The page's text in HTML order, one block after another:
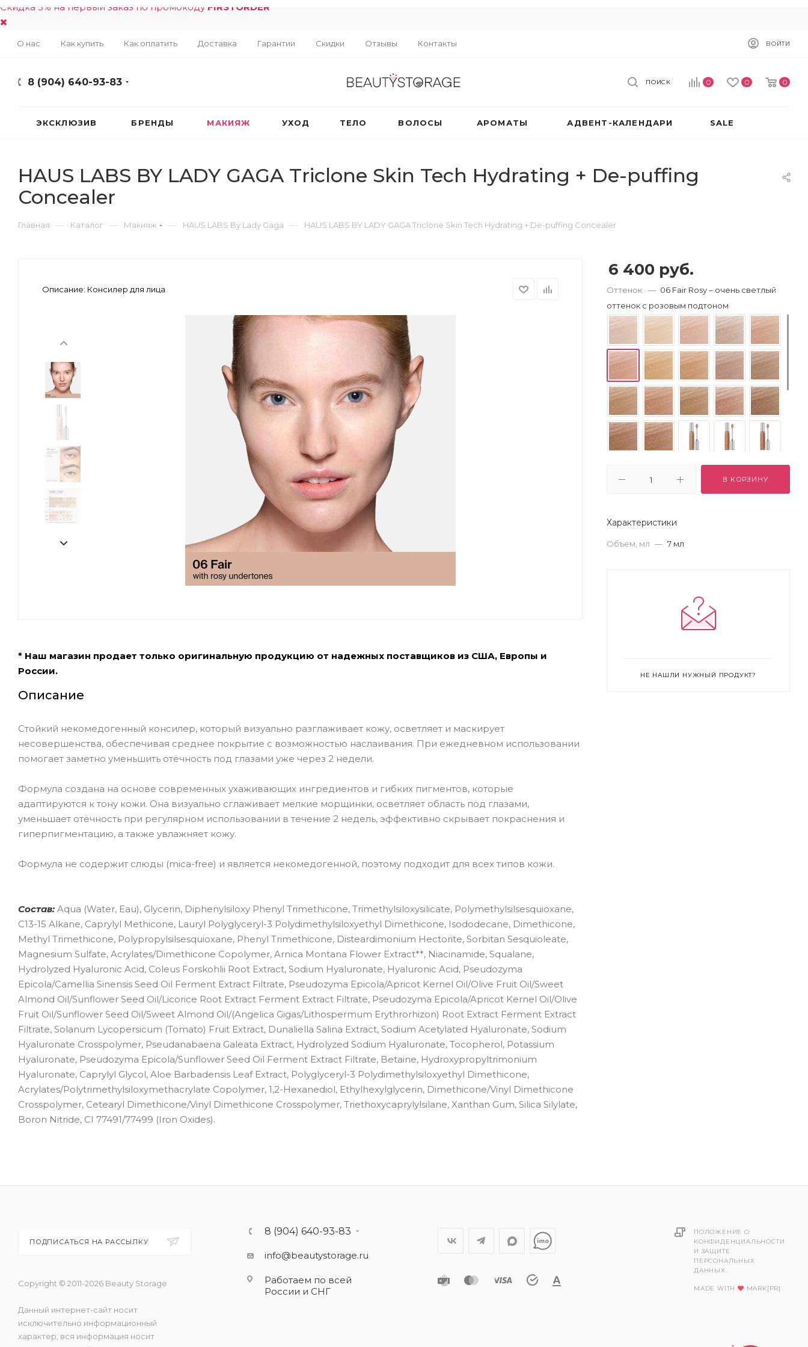
Скидка 5% на первый заказ по промокоду FIRSTORDER
О нас Как купить Как оплатить Доставка Гарантии Скидки Отзывы Контакты ВОЙТИ
8 (904) 640-93-83 0 0 0
ПОИСК
ЭКСКЛЮЗИВ БРЕНДЫ МАКИЯЖ УХОД ТЕЛО ВОЛОСЫ АРОМАТЫ АДВЕНТ-КАЛЕНДАРИ SALE
HAUS LABS BY LADY GAGA Triclone Skin Tech Hydrating + De-puffing
Concealer
Главная — Каталог — Макияж — HAUS LABS By Lady Gaga — HAUS LABS BY LADY GAGA Triclone Skin Tech Hydrating + De-puffing Concealer
Описание: Консилер для лица
* Наш магазин продает только оригинальную продукцию от надежных поставщиков из США, Европы и
России.
Описание
Стойкий некомедогенный консилер, который визуально разглаживает кожу, осветляет и маскирует
несовершенства, обеспечивая среднее покрытие с возможностью наслаивания. При ежедневном использовании
помогает заметно уменьшить отёчность под глазами уже через 2 недели.
Формула создана на основе современных ухаживающих ингредиентов и гибких пигментов, которые
адаптируются к тону кожи. Она визуально сглаживает мелкие морщинки, осветляет область под глазами,
уменьшает отёчность при регулярном использовании в течение 2 недель, эффективно скрывает покраснения и
гиперпигментацию, а также увлажняет кожу.
Формула не содержит слюды (mica-free) и является некомедогенной, поэтому подходит для всех типов кожи.
Состав: Aqua (Water, Eau), Glycerin, Diphenylsiloxy Phenyl Trimethicone, Trimethylsiloxysilicate, Polymethylsilsesquioxane,
C13-15 Alkane, Caprylyl Methicone, Lauryl Polyglyceryl-3 Polydimethylsiloxyethyl Dimethicone, Isododecane, Dimethicone,
Methyl Trimethicone, Polypropylsilsesquioxane, Phenyl Trimethicone, Disteardimonium Hectorite, Sorbitan Sesquioleate,
Magnesium Sulfate, Acrylates/Dimethicone Copolymer, Arnica Montana Flower Extract**, Niacinamide, Squalane,
Hydrolyzed Hyaluronic Acid, Coleus Forskohlii Root Extract, Sodium Hyaluronate, Hyaluronic Acid, Pseudozyma
Epicola/Camellia Sinensis Seed Oil Ferment Extract Filtrate, Pseudozyma Epicola/Apricot Kernel Oil/Olive Fruit Oil/Sweet
Almond Oil/Sunflower Seed Oil/Licorice Root Extract Ferment Extract Filtrate, Pseudozyma Epicola/Apricot Kernel Oil/Olive
Fruit Oil/Sunflower Seed Oil/Sweet Almond Oil/(Angelica Gigas/Lithospermum Erythrorhizon) Root Extract Ferment Extract
Filtrate, Solanum Lycopersicum (Tomato) Fruit Extract, Dunaliella Salina Extract, Sodium Acetylated Hyaluronate, Sodium
Hyaluronate Crosspolymer, Pseudanabaena Galeata Extract, Hydrolyzed Sodium Hyaluronate, Tocopherol, Potassium
Hyaluronate, Pseudozyma Epicola/Sunflower Seed Oil Ferment Extract Filtrate, Betaine, Hydroxypropyltrimonium
Hyaluronate, Caprylyl Glycol, Aloe Barbadensis Leaf Extract, Polyglyceryl-3 Polydimethylsiloxyethyl Dimethicone,
Acrylates/Polytrimethylsiloxymethacrylate Copolymer, 1,2-Hexanediol, Ethylhexylglycerin, Dimethicone/Vinyl Dimethicone
Crosspolymer, Cetearyl Dimethicone/Vinyl Dimethicone Crosspolymer, Triethoxycaprylylsilane, Xanthan Gum, Silica Silylate,
Boron Nitride, CI 77491/77499 (Iron Oxides).
6 400 руб.
Оттенок — 06 Fair Rosy – очень светлый
оттенок с розовым подтоном
В КОРЗИНУ
Характеристики
Объем, мл — 7 мл
НЕ НАШЛИ НУЖНЫЙ ПРОДУКТ?
ПОДПИСАТЬСЯ НА РАССЫЛКУ
Copyright © 2011-2026 Beauty Storage
Данный интернет-сайт носит
исключительно информационный
характер, вся информация носит
8 (904) 640-93-83
info@beautystorage.ru
Работаем по всей
России и СНГ
ПОЛОЖЕНИЕ О
КОНФИДЕНЦИАЛЬНОСТИ
И ЗАЩИТЕ
ПЕРСОНАЛЬНЫХ
ДАННЫХ.
MADE WITH MARK[PR]